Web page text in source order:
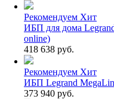
Рекомендуем Хит
ИБП для дома
online)
418 638 руб.
Рекомендуем Хит
ИБП Legrand
373 940 руб.